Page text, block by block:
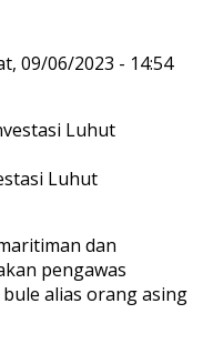
09/06/2023 - 14:54
Luhut
dan
pengawas
alias orang asing